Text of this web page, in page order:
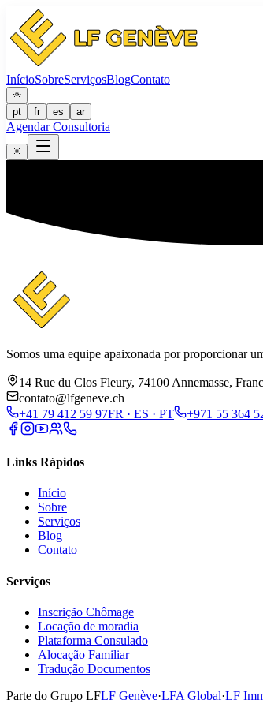
InícioSobreServiçosBlogContato
pt fr es ar
Agendar Consultoria
Somos uma equipe apaixonada por proporcionar
14 Rue du Clos Fleury, 74100 Annemasse,
contato@lfgeneve.ch
+41 79 412 59 97FR · ES · PT +971 55 364
Links Rápidos
Início
Sobre
Serviços
Blog
Contato
Serviços
Inscrição Chômage
Locação de moradia
Plataforma Consulado
Alocação Familiar
Tradução Documentos
Parte do Grupo LFLF Genève·LFA Global·LF